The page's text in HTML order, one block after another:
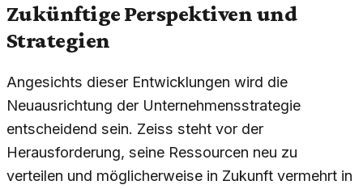
Zukünftige Perspektiven und
Strategien
Angesichts dieser Entwicklungen wird die
Neuausrichtung der Unternehmensstrategie
entscheidend sein. Zeiss steht vor der
Herausforderung, seine Ressourcen neu zu
verteilen und möglicherweise in Zukunft vermehrt in